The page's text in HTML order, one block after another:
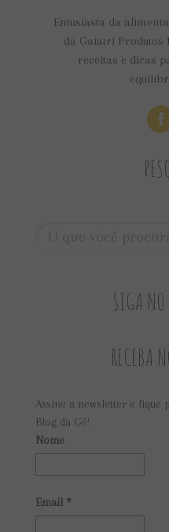
Entusiasta da
da Gaiatri Produtos
receitas e dicas
SIGA
RECEBA
Assine a newsletter e fique
Blog da Gê!
Nome
Email *